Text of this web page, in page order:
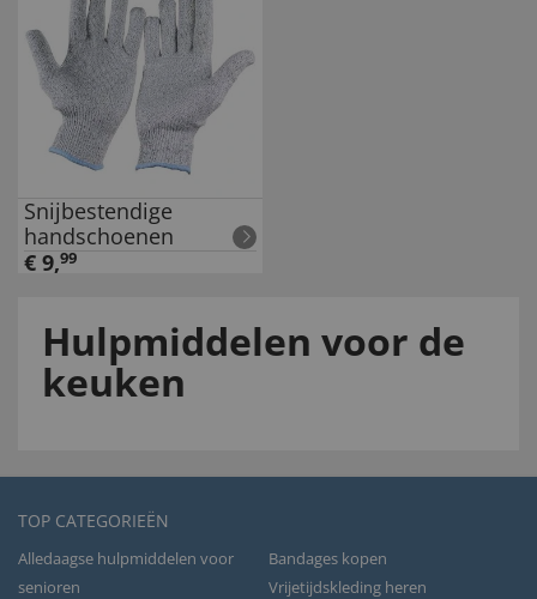
Snijbestendige
handschoenen
€ 9,99
Hulpmiddelen voor de
keuken
TOP CATEGORIEËN
Alledaagse hulpmiddelen voor
senioren
Bandages kopen
Vrijetijdskleding heren